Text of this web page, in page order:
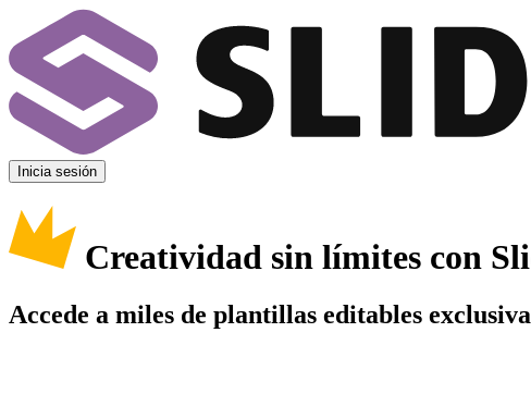
Inicia sesión
Creatividad sin límites con
Accede a miles de plantillas editables